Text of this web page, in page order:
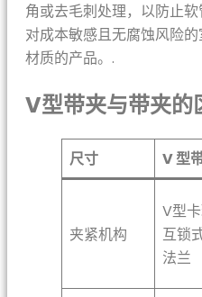
角或去毛刺处理，以防止
对成本敏感且无腐蚀风险
材质的产品。.
V型带夹与带夹的
尺寸 V 型
夹紧机构
V型
互锁
法兰